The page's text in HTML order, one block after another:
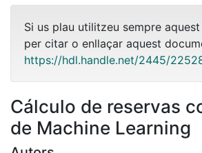
Si us plau utilitzeu sempre
per citar o enllaçar aquest
https://hdl.handle.net/2445/
Cálculo de reservas
de Machine Learning